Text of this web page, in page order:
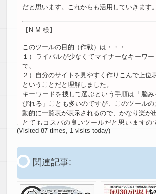
だと思います。これからも活用していきます。
【N.M 様】
このツールの目的（作戦）は・・・
１）ライバルが少なくてマイナーなキーワ
で、
２）自分のサイトを見やすく作りこんで上位
ということだと理解しました。
キーワードを捜して選ぶという手順は「脳
びれる」ことも多いのですが、このツールの
動的に一覧表が表示されるので、かなり楽が
とてもコスパの良いツールだと思いますの
す。
【K.N 様】
ったので購入しました。
設定マニュアルも詳しく丁寧ですぐ簡単に設
(Visited 87 times, 1 visits today)
関連記事: